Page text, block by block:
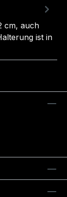
cm, auch
ist in